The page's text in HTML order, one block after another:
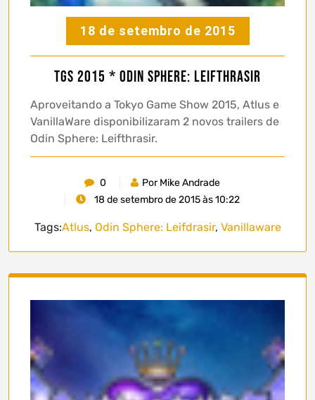
18 de setembro de 2015
TGS 2015 * Odin Sphere: Leifthrasir
Aproveitando a Tokyo Game Show 2015, Atlus e
VanillaWare disponibilizaram 2 novos trailers de
Odin Sphere: Leifthrasir.
0
Por Mike Andrade
18 de setembro de 2015 às 10:22
Tags:Atlus, Odin Sphere: Leifdrasir, Vanillaware